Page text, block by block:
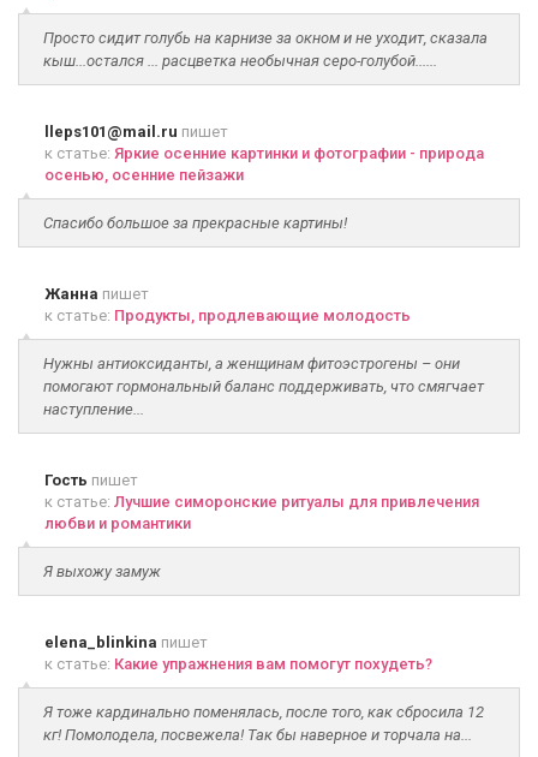
Просто сидит голубь на карнизе за окном и не уходит, сказала
кыш...остался ... расцветка необычная серо-голубой......
lleps101@mail.ru пишет
к статье: Яркие осенние картинки и фотографии - природа
осенью, осенние пейзажи
Спасибо большое за прекрасные картины!
Жанна пишет
к статье: Продукты, продлевающие молодость
Нужны антиоксиданты, а женщинам фитоэстрогены – они
помогают гормональный баланс поддерживать, что смягчает
наступление...
Гость пишет
к статье: Лучшие симоронские ритуалы для привлечения
любви и романтики
Я выхожу замуж
elena_blinkina пишет
к статье: Какие упражнения вам помогут похудеть?
Я тоже кардинально поменялась, после того, как сбросила 12
кг! Помолодела, посвежела! Так бы наверное и торчала на...